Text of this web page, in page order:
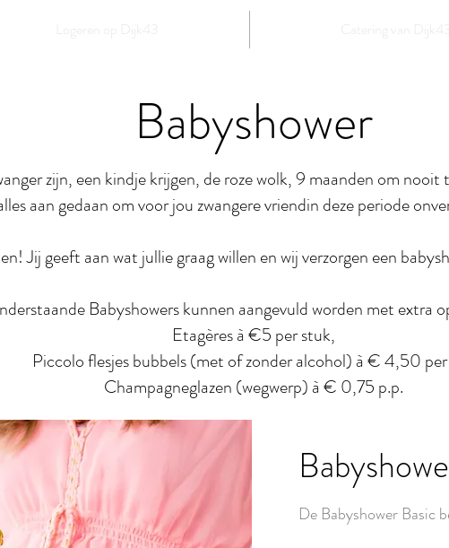
Babyshower
zijn, een kindje krijgen, de roze wolk, 9 maanden om nooit
aan gedaan om voor jou zwangere vriendin deze periode
Jij geeft aan wat jullie graag willen en wij verzorgen een
Babyshowers kunnen aangevuld worden met extra
Etagères à €5 per stuk,
Piccolo flesjes bubbels (met of zonder alcohol) à € 4,50
Champagneglazen (wegwerp) à € 0,75 p.p.
De Babyshower Basic